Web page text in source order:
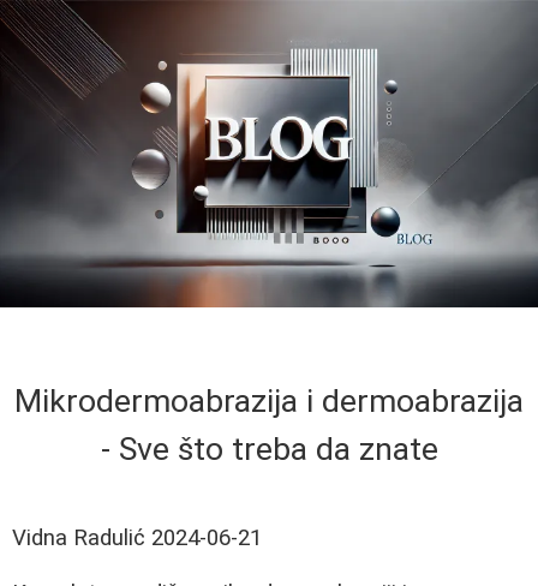
Mikrodermoabrazija i dermoabrazija
- Sve što treba da znate
Vidna Radulić 2024-06-21